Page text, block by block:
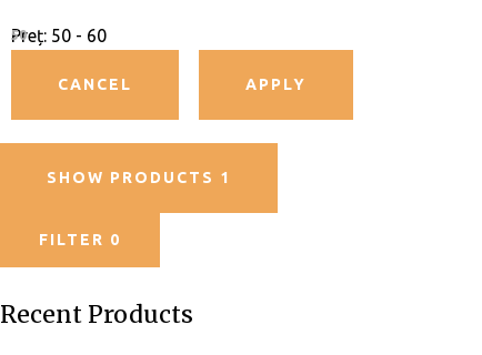
50
Preț: 50 - 60
SHOW PRODUCTS 1
FILTER 0
Recent Products